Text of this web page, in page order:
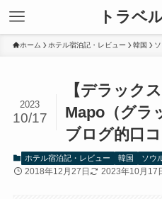
トラベ
ホーム ホテル宿泊記・レビュー 韓国
【デラック
Mapo（グラ
ブログ的口
2023
10/17
ホテル宿泊記・レビュー 韓国 ソウ
2018年12月27日 2023年10月17